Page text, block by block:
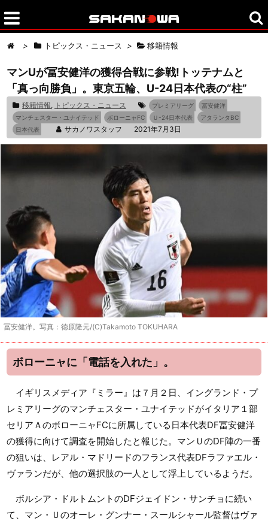
> トピックス・ニュース > 移籍情報
マンUが冨安健洋の獲得合戦に参戦!トッテナムと
「真っ向勝負」。東京五輪、U-24日本代表の“柱”
移籍情報, トピックス・ニュース プレミアリーグ
冨安健洋
マンチェスター・ユナイテッド
ボローニャFC Ｕ-24日本代表
アタランタBC
日本代表
サカノワスタッフ 2021年7月3日
冨安健洋。写真：徳原隆元/(C)Takamoto TOKUHARA
ボローニャに「電話を入れた」。
イギリスメディア『ミラー』は７月２日、イングランド・プ
レミアリーグのマンチェスター・ユナイテッドがイタリア１部
セリアＡのボローニャFCに所属している日本代表DF冨安健洋
の獲得に向けて調査を開始したと報じた。マンＵのDF陣の一番
の狙いは、レアル・マドリードのフランス代表DFラファエル・
ヴァランだが、他の選択肢の一人として浮上しているようだ。
ボルシア・ドルトムントのDFジェイドン・サンチョに続い
て、マン・Ｕのオーレ・グンナー・スールシャール監督はヴァ